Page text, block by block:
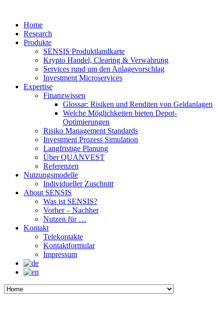
Home
Research
Produkte
SENSIS Produktlandkarte
Krypto Handel, Clearing & Verwahrung
Services rund um den Anlagevorschlag
Investment Microservices
Expertise
Finanzwissen
Glossar: Risiken und Renditen von Geldanlagen
Welche Möglichkeiten bieten Depot-
Optimierungen
Risiko Management Standards
Investment Prozess Simulation
Langfristige Planung
Über QUANVEST
Referenzen
Nutzungsmodelle
Individueller Zuschnitt
About SENSIS
Was ist SENSIS?
Vorher – Nachher
Nutzen für …
Kontakt
Telekontakte
Kontaktformular
Impressum